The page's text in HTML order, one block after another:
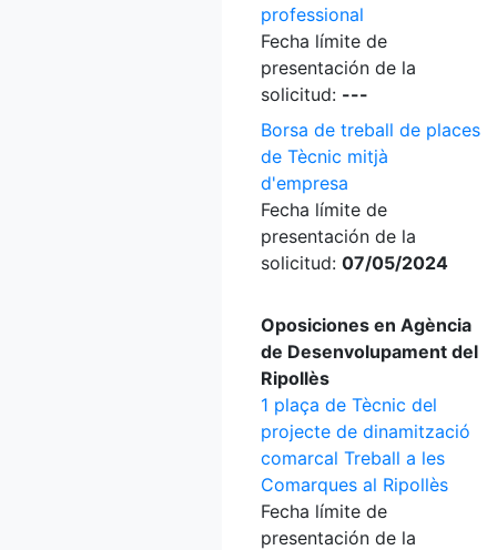
professional
Fecha límite de
presentación de la
solicitud: ---
Borsa de treball de places
de Tècnic mitjà
d'empresa
Fecha límite de
presentación de la
solicitud: 07/05/2024
Oposiciones en Agència
de Desenvolupament del
Ripollès
1 plaça de Tècnic del
projecte de dinamització
comarcal Treball a les
Comarques al Ripollès
Fecha límite de
presentación de la